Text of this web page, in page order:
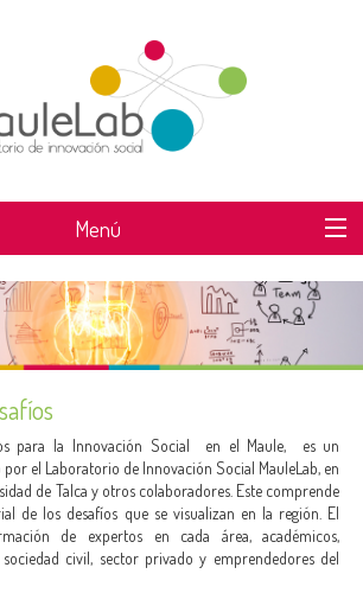
Menú
para la Innovación Social en el Maule, es un
el Laboratorio de Innovación Social MauleLab, en
de Talca y otros colaboradores. Este comprende
de los desafíos que se visualizan en la región. El
de expertos en cada área, académicos,
civil, sector privado y emprendedores del